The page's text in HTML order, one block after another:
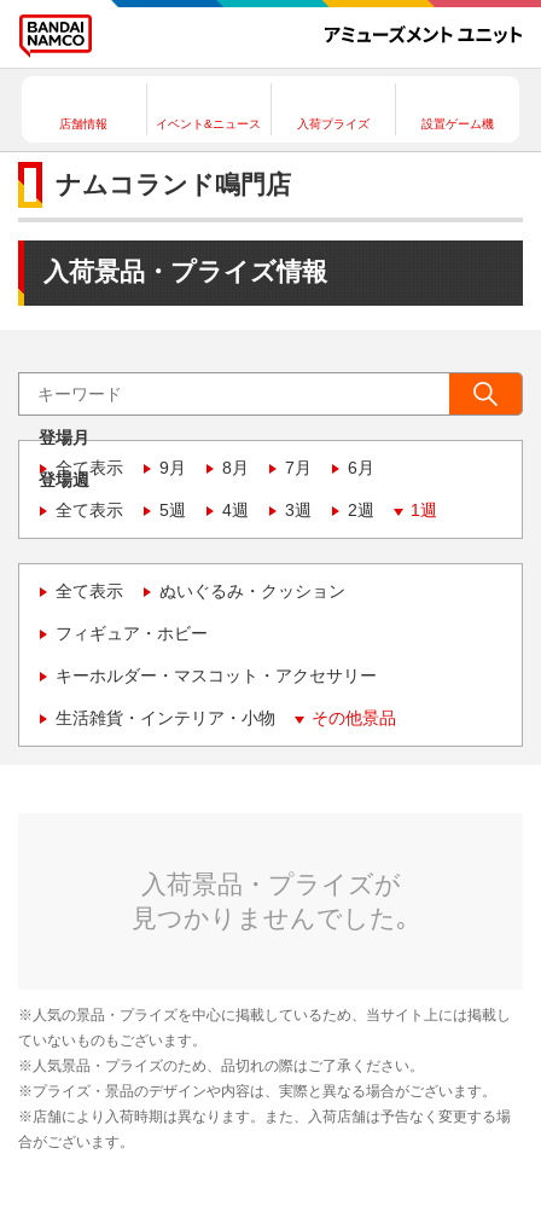
店舗情報 イベント&ニュース 入荷プライズ 設置ゲーム機
ナムコランド鳴門店
入荷景品・プライズ情報
登場月
全て表示
9月 8月 7月 6月
登場週
全て表示
5週 4週 3週 2週 1週
全て表示 ぬいぐるみ・クッション
フィギュア・ホビー
キーホルダー・マスコット・アクセサリー
生活雑貨・インテリア・小物 その他景品